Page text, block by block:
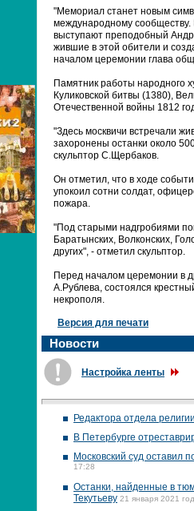
"Мемориал станет новым
международному
выступают преподобный
жившие в этой обители и
началом церемонии глава
Памятник работы народного
Куликовской битвы (1380),
Отечественной войны 1812
"Здесь москвичи встречали
захоронены останки около
скульптор С.Щербаков.
Он отметил, что в ходе
упокоил сотни солдат,
пожара.
"Под старыми надгробиями
Баратынских, Волконских,
других", - отметил скульптор.
Перед началом церемонии в
А.Рублева, состоялся
некрополя.
Версия для печати
Новости
Настройка ленты
Редактора отдела
В Петербурге
Московский суд оставил
17:28
Останки, найденные в
Текутьеву 21 января 2021